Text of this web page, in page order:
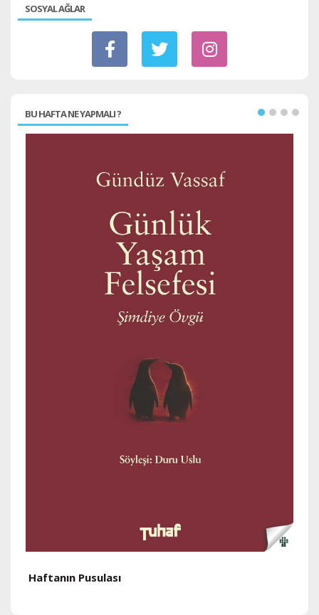
SOSYAL AĞLAR
BU HAFTA NE YAPMALI ?
Haftanın Pusulası